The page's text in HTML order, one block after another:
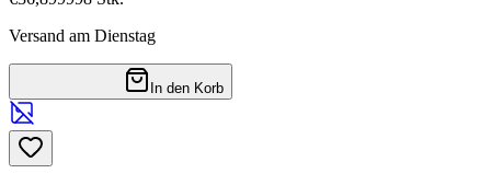
Versand am Dienstag
In den Korb